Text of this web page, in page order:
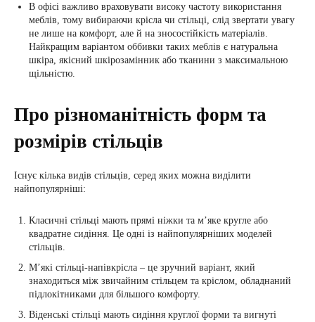
В офісі важливо враховувати високу частоту використання
меблів, тому вибираючи крісла чи стільці, слід звертати увагу
не лише на комфорт, але й на зносостійкість матеріалів.
Найкращим варіантом оббивки таких меблів є натуральна
шкіра, якісний шкірозамінник або тканини з максимальною
щільністю.
Про різноманітність форм та
розмірів стільців
Існує кілька видів стільців, серед яких можна виділити
найпопулярніші:
Класичні стільці мають прямі ніжки та м’яке кругле або
квадратне сидіння. Це одні із найпопулярніших моделей
стільців.
М’які стільці-напівкрісла – це зручний варіант, який
знаходиться між звичайним стільцем та кріслом, обладнаний
підлокітниками для більшого комфорту.
Віденські стільці мають сидіння круглої форми та вигнуті